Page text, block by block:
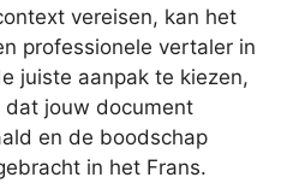
vereisen, kan het
professionele vertaler in
juiste aanpak te kiezen,
dat jouw document
en de boodschap
in het Frans.